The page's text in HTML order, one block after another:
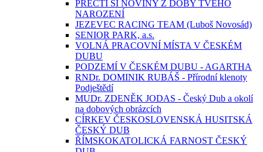
PŘEČTI SI NOVINY Z DOBY TVÉHO
NAROZENÍ
JEZEVEC RACING TEAM (Luboš Novosád)
SENIOR PARK, a.s.
VOLNÁ PRACOVNÍ MÍSTA V ČESKÉM
DUBU
PODZEMÍ V ČESKÉM DUBU - AGARTHA
RNDr. DOMINIK RUBÁŠ - Přírodní klenoty
Podještědí
MUDr. ZDENĚK JODAS - Český Dub a okolí
na dobových obrázcích
CÍRKEV ČESKOSLOVENSKÁ HUSITSKÁ
ČESKÝ DUB
ŘÍMSKOKATOLICKÁ FARNOST ČESKÝ